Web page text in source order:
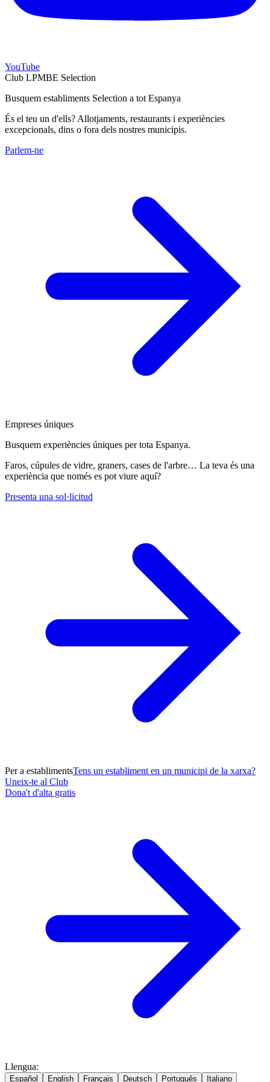
YouTube
Club LPMBE Selection
Busquem establiments Selection a tot Espanya
És el teu un d'ells? Allotjaments, restaurants i experiències
excepcionals, dins o fora dels nostres municipis.
Parlem-ne
Empreses úniques
Busquem experiències úniques per tota Espanya.
Faros, cúpules de vidre, graners, cases de l'arbre… La teva és una
experiència que només es pot viure aquí?
Presenta una sol·licitud
Per a establimentsTens un establiment en un municipi de la xarxa?
Uneix-te al Club
Dona't d'alta gratis
Llengua:
Español English Français Deutsch Português Italiano